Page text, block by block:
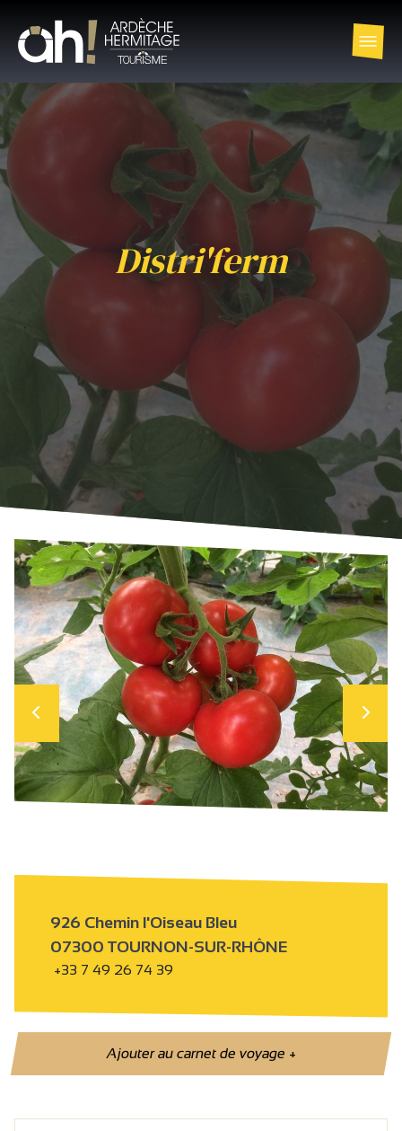
Distri'ferm
926 Chemin l'Oiseau Bleu
07300 TOURNON-SUR-RHÔNE
+33 7 49 26 74 39
Ajouter au carnet de voyage+